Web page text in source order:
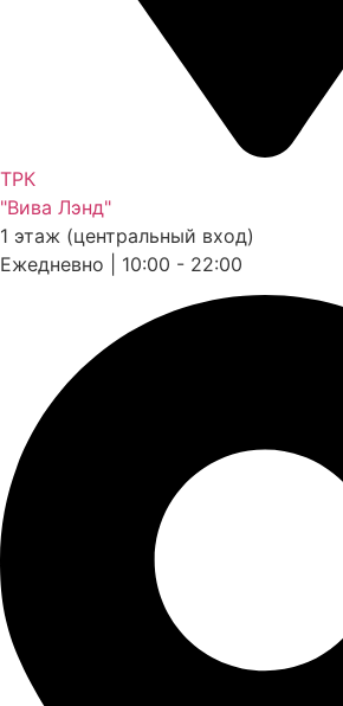
ТРК
"Вива Лэнд"
1 этаж (центральный вход)
Ежедневно | 10:00 - 22:00